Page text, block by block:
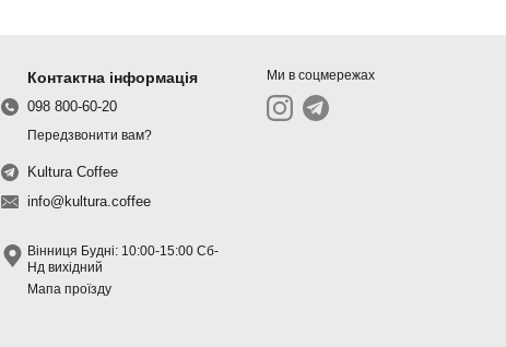
Контактна інформація
098 800-60-20
Передзвонити вам?
Kultura Coffee
info@kultura.coffee
Вінниця Будні: 10:00-15:00 Сб-
Нд вихідний
Мапа проїзду
Ми в соцмережах